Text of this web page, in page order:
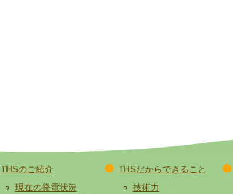
THSのご紹介
現在の発電状況
THSだからできること
技術力